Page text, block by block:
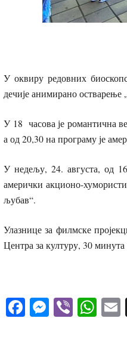
У оквиру редовних
дечије анимирано
У 18 часова је романтична
а од 20,30 на програму је
У недељу, 24. августа, од
амерички акционо-
љубав“.
Улазнице за филмске
Центра за културу, 30 минута
FacebookViber